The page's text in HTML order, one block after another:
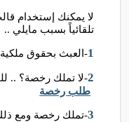
تلقائياً بسبب مايلي ..
1-العبث بحقوق
2-لا تملك رخصة؟ ..
طلب رخصة
3-تملك رخصة ومع